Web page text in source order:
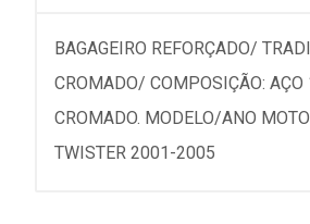
BAGAGEIRO REFORÇADO/
CROMADO/ COMPOSIÇÃO: AÇO
CROMADO. MODELO/ANO
TWISTER 2001-2005